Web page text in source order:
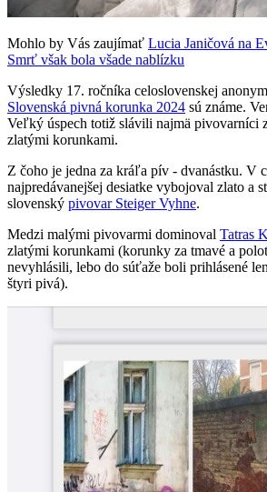
Mohlo by Vás zaujímať Lucia Janičová na
Smrť však bola všade nablízku
Výsledky 17. ročníka celoslovenskej
Slovenská pivná korunka 2024 sú známe.
Veľký úspech totiž slávili najmä pivovarníci
zlatými korunkami.
Z čoho je jedna za kráľa pív - dvanástku. V
najpredávanejšej desiatke vybojoval zlato a
slovenský pivovar Steiger Vyhne.
Medzi malými pivovarmi dominoval Tatras
zlatými korunkami (korunky za tmavé a
nevyhlásili, lebo do súťaže boli prihlásené
štyri pivá).